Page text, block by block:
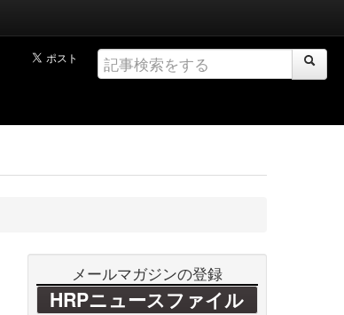
メールマガジンの登録
HRPニュースファイル